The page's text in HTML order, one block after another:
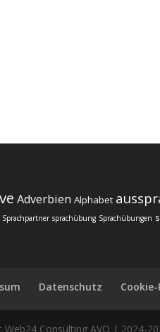
Adverbien Alphabet
Sprachpartner sprachübung Sprachübungen
Datenschutz
Web24 Consulting AVO | 2024-